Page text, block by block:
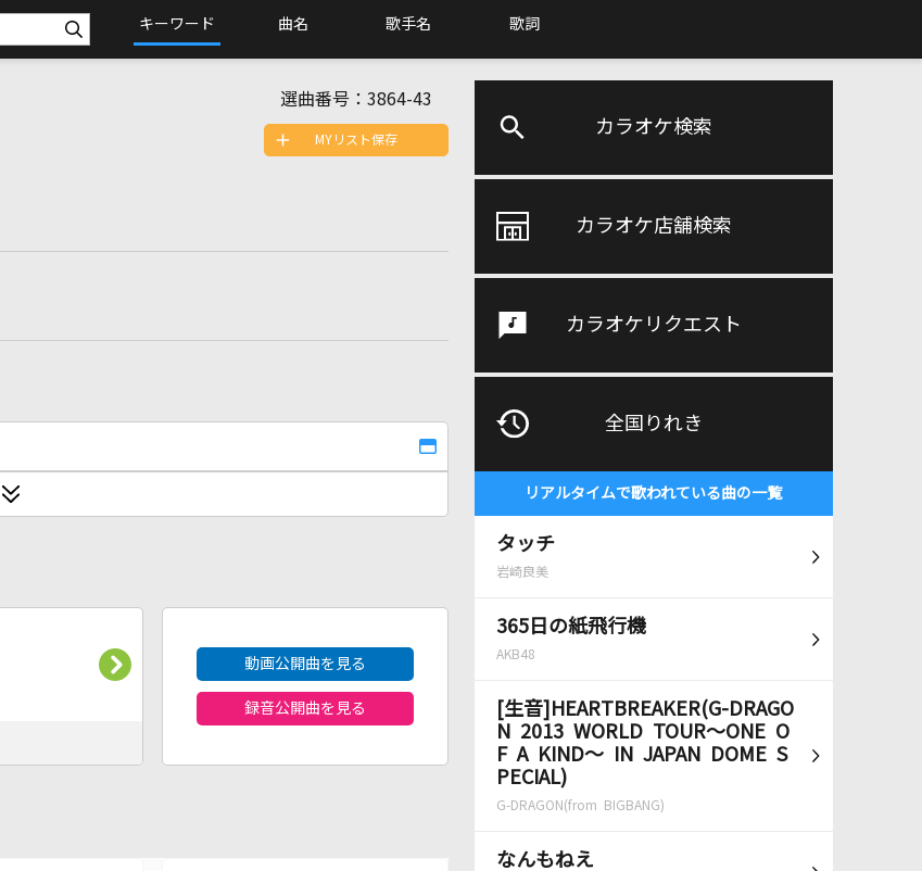
キーワード 曲名 歌手名 歌詞
カラオケ検索
カラオケ店舗検索
カラオケリクエスト
全国りれき
リアルタイムで歌われている曲の一覧
タッチ
岩崎良美
365日の紙飛行機
AKB48
[生音]HEARTBREAKER(G-DRAGO
N 2013 WORLD TOUR～ONE O
F A KIND～ IN JAPAN DOME S
PECIAL)
G-DRAGON(from BIGBANG)
なんもねえ
選曲番号： 3864-43
MYリスト保存
動画公開曲を見る
録音公開曲を見る